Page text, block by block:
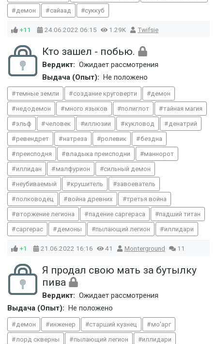
демон сайаад суккуб
+11 24.06.2022 06:15 1.29K Twifsie
Кто зашел - побью.
Вердикт: Ожидает рассмотрения
Выдача (Опыт):
Не положено
темные земли создание круговерти демон
недодемон много языков полиглот тайная магия
эльф человек иллюзии кукловод денатрий
ревендрет натреза ролевик бездна
преисподня владыка преисподни маннорот
иллидан малфурион сильный демон
неубиваемый крушитель завоеватель
полководец война древних третья война
вторжение легиона падение саргераса падший титан
саргерас демоны пылающий легион иллидари
+1 21.06.2022 16:16 41 Monterground 11
Я продал свою мать за бутылку
пива
Вердикт: Ожидает рассмотрения
Выдача (Опыт):
Не положено
демон инженер старший кузнец мо'арг
лорд скверны пылающий легион иллидари